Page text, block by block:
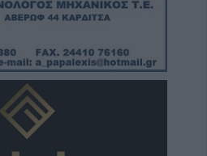
Πολιτών: Σκιές για το
τον τρόπο και τον
των κολυμβητικών
Αρχής
σε δύσβατο σημείο στον
οι δυνάμεις στο